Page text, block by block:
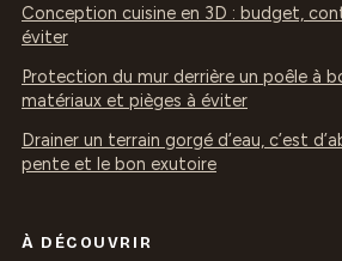
Conception cuisine en 3D : budget,
éviter
Protection du mur derrière un poêle à
matériaux et pièges à éviter
Drainer un terrain gorgé d’eau, c’est
pente et le bon exutoire
À DÉCOUVRIR